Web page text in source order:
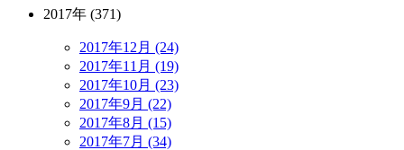
2017年 (371)
2017年12月 (24)
2017年11月 (19)
2017年10月 (23)
2017年9月 (22)
2017年8月 (15)
2017年7月 (34)